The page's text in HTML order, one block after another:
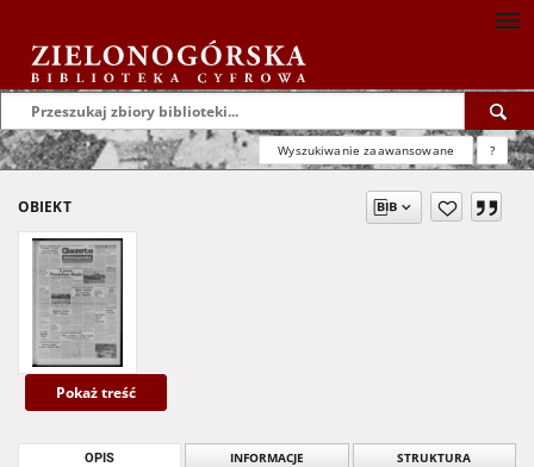
Wyszukiwanie zaawansowane ?
OBIEKT
Pokaż treść
OPIS INFORMACJE STRUKTURA